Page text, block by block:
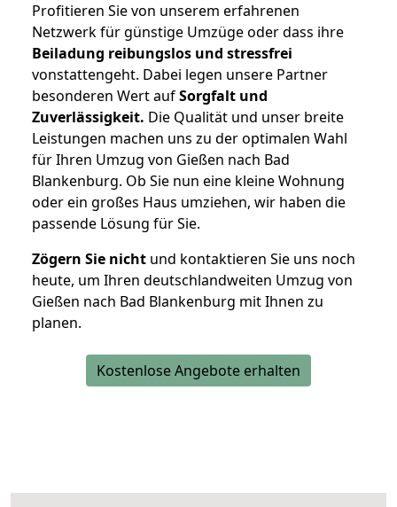
Profitieren Sie von unserem erfahrenen
Netzwerk für günstige Umzüge oder dass ihre
Beiladung reibungslos und stressfrei
vonstattengeht. Dabei legen unsere Partner
besonderen Wert aufSorgfalt und
Zuverlässigkeit. Die Qualität und unser breite
Leistungen machen uns zu der optimalen Wahl
für Ihren Umzug von Gießen nach Bad
Blankenburg. Ob Sie nun eine kleine Wohnung
oder ein großes Haus umziehen, wir haben die
passende Lösung für Sie.
Zögern Sie nicht und kontaktieren Sie uns noch
heute, um Ihren deutschlandweiten Umzug von
Gießen nach Bad Blankenburg mit Ihnen zu
planen.
Kostenlose Angebote erhalten